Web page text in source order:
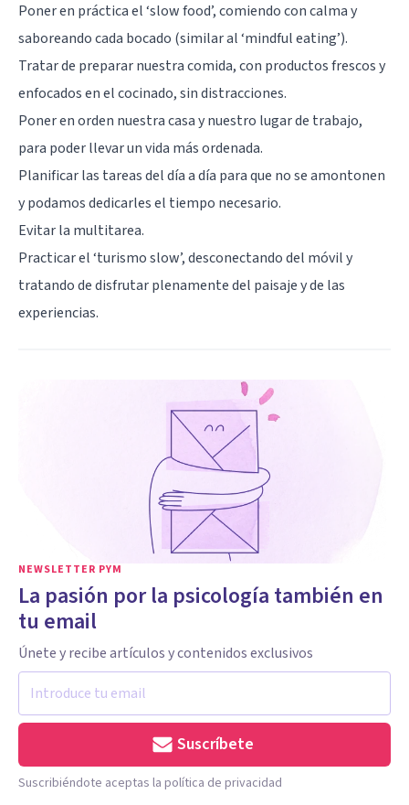
Poner en práctica el ‘slow food’, comiendo con calma y
saboreando cada bocado (similar al ‘mindful eating’).
Tratar de preparar nuestra comida, con productos frescos y
enfocados en el cocinado, sin distracciones.
Poner en orden nuestra casa y nuestro lugar de trabajo,
para poder llevar un vida más ordenada.
Planificar las tareas del día a día para que no se amontonen
y podamos dedicarles el tiempo necesario.
Evitar la multitarea.
Practicar el ‘turismo slow’, desconectando del móvil y
tratando de disfrutar plenamente del paisaje y de las
experiencias.
NEWSLETTER PYM
La pasión por la psicología también en
tu email
Únete y recibe artículos y contenidos exclusivos
Suscríbete
Suscribiéndote aceptas la política de privacidad